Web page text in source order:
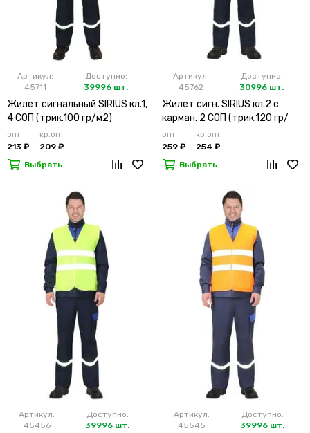
Артикул:
45711
Доступно:
39996 шт.
Жилет сигнальный SIRIUS кл.1,
4 СОП (трик.100 гр/м2)
лимонный
опт
213 ₽
кр.опт
209 ₽
Выбрать
Артикул:
45762
Доступно:
30996 шт.
Жилет сигн. SIRIUS кл.2 с
карман. 2 СОП (трик.120 гр/
м2)
опт
259 ₽
кр.опт
254 ₽
Выбрать
Артикул:
45456
Доступно:
39996 шт.
Артикул:
45545
Доступно:
39996 шт.